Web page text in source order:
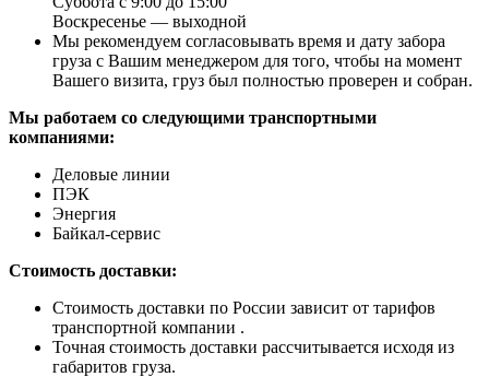
Воскресенье — выходной
Мы рекомендуем согласовывать время и дату забора
груза с Вашим менеджером для того, чтобы на момент
Вашего визита, груз был полностью проверен и собран.
Мы работаем со следующими транспортными
компаниями:
Деловые линии
ПЭК
Энергия
Байкал-сервис
Стоимость доставки:
Стоимость доставки по России зависит от тарифов
транспортной компании .
Точная стоимость доставки рассчитывается исходя из
габаритов груза.